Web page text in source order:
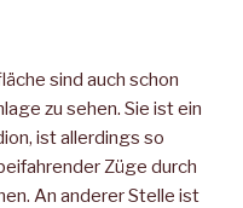
sind auch schon
zu sehen. Sie ist ein
ist allerdings so
Züge durch
An anderer Stelle ist